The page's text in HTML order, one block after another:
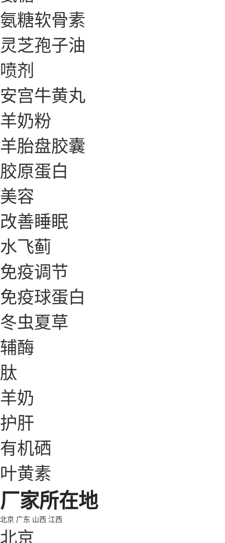
氨糖软骨素
灵芝孢子油
喷剂
安宫牛黄丸
羊奶粉
羊胎盘胶囊
胶原蛋白
美容
改善睡眠
水飞蓟
免疫调节
免疫球蛋白
冬虫夏草
辅酶
肽
羊奶
护肝
有机硒
叶黄素
厂家所在地
北京 广东 山西 江西
北京